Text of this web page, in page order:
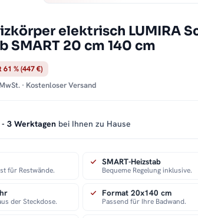
elektrisch LUMIRA
SMART 20 cm 140 cm
61 % (447 €)
· Kostenloser Versand
- 3 Werktagen bei Ihnen zu Hause
für Restwände.
SMART-Heizstab
Bequeme Regelung inklusive.
der Steckdose.
Format 20x140 cm
Passend für Ihre Badwand.